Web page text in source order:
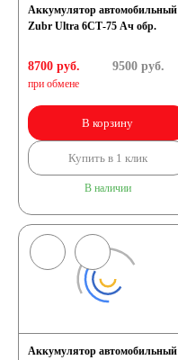
Аккумулятор автомобильный
Zubr Ultra 6СТ-75 Ач обр.
8700 руб.
при обмене
9500руб.
В корзину
Купить в 1 клик
В наличии
Аккумулятор автомобильный